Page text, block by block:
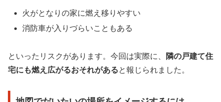
火がとなりの家に燃え移りやすい
消防車が入りづらいこともある
といったリスクがあります。今回は実際に、
隣の戸建て住
宅にも燃え広がるおそれがあると報じられました。